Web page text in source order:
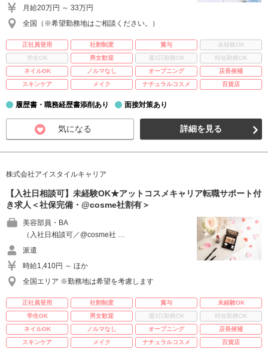
月給20万円 ～ 33万円
全国（※希望勤務地はご相談ください。）
正社員登用 社割制度 賞与
未経験OK
学生OK
男女歓迎 週3日勤務OK
時短勤務OK
ネイルOK
ノルマなし オープニング
店長候補
スキンケア
メイク ナチュラルコスメ 百貨店
履歴書・職務経歴書添削あり 面接対策あり
気になる 詳細を見る
株式会社アイスタイルキャリア
【入社日相談可】未経験OK★アットコスメキャリア転職サポート付
き求人＜社保完備・@cosme社割有＞
美容部員・BA
（入社日相談可／@cosme社 …
派遣
時給1,410円 ～ ほか
全国エリア ※勤務地は希望を考慮します
正社員登用 社割制度 賞与
未経験OK
学生OK
男女歓迎 週3日勤務OK
時短勤務OK
ネイルOK
ノルマなし オープニング
店長候補
スキンケア
メイク ナチュラルコスメ 百貨店